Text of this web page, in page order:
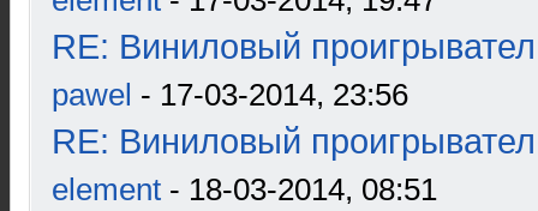
RE: Виниловый
pawel - 17-03-2014, 23:56
RE: Виниловый
element - 18-03-2014, 08:51